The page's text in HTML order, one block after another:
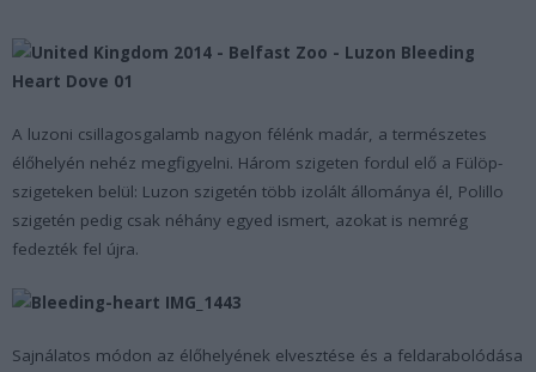
A luzoni csillagosgalamb nagyon félénk madár, a természetes
élőhelyén nehéz megfigyelni. Három szigeten fordul elő a Fülöp-
szigeteken belül: Luzon szigetén több izolált állománya él, Polillo
szigetén pedig csak néhány egyed ismert, azokat is nemrég
fedezték fel újra.
Sajnálatos módon az élőhelyének elvesztése és a feldarabolódása